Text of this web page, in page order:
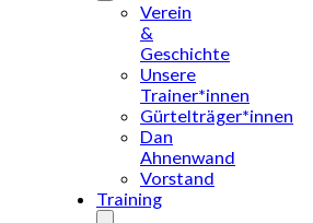
Verein
&
Geschichte
Unsere
Trainer*innen
Gürtelträger*innen
Dan
Ahnenwand
Vorstand
Training